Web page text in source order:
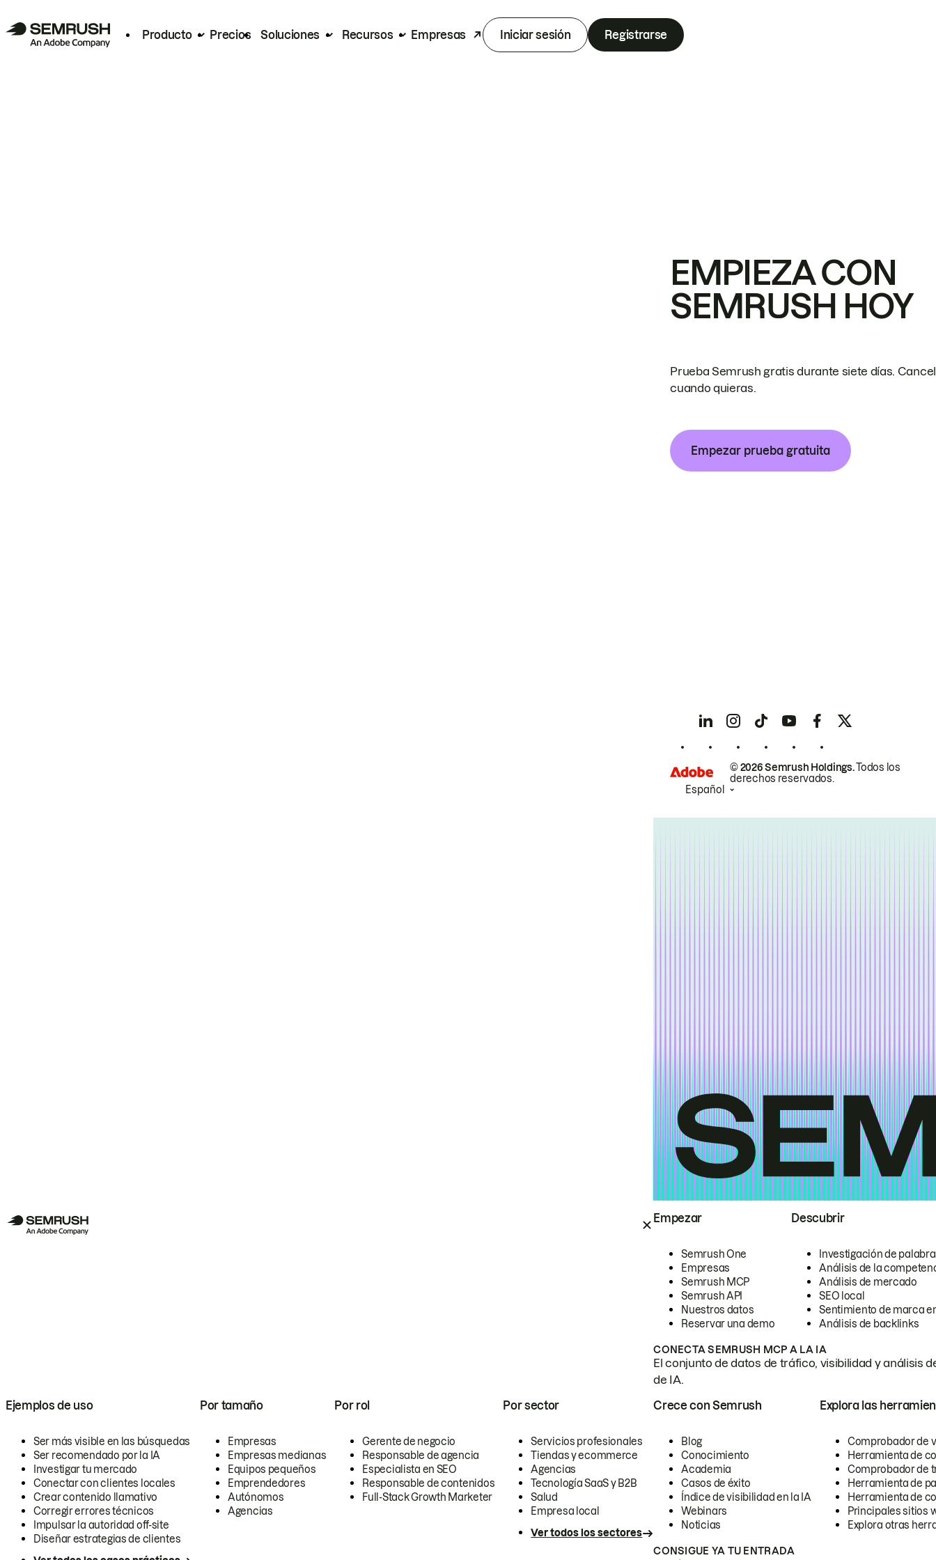
Producto Precios Soluciones Recursos Empresas Iniciar sesión Registrarse
Empezar
Semrush One
Empresas
Semrush MCP
Semrush API
Nuestros datos
Reservar una demo
Descubrir
Investigación de
Análisis de la
Análisis de mercado
SEO local
Sentimiento de marca
Análisis de backlinks
CONECTA SEMRUSH MCP A LA IA
El conjunto de datos de tráfico, visibilidad y análisis
de IA.
Ejemplos de uso
Ser más visible en las búsquedas
Ser recomendado por la IA
Investigar tu mercado
Conectar con clientes locales
Crear contenido llamativo
Corregir errores técnicos
Impulsar la autoridad off-site
Diseñar estrategias de clientes
Por tamaño
Empresas
Empresas medianas
Equipos pequeños
Emprendedores
Autónomos
Agencias
Por rol
Gerente de negocio
Responsable de agencia
Especialista en SEO
Responsable de contenidos
Full-Stack Growth Marketer
Por sector
Servicios profesionales
Tiendas y ecommerce
Agencias
Tecnología SaaS y B2B
Salud
Empresa local
Ver todos los sectores
Crece con Semrush
Blog
Conocimiento
Academia
Casos de éxito
Índice de visibilidad en la IA
Webinars
Noticias
Explora las
Comprobador de
Herramienta de
Comprobador de
Herramienta de
Herramienta de
Principales sitios
Explora otras
CONSIGUE YA TU ENTRADA
EMPIEZA CON
SEMRUSH HOY
Prueba Semrush gratis durante siete días.
cuando quieras.
Empezar prueba gratuita
© 2026 Semrush Holdings.Todos los
derechos reservados.
Español